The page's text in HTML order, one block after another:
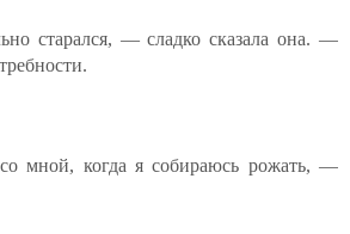
старался, — сладко сказала она. —
мной, когда я собираюсь рожать, —